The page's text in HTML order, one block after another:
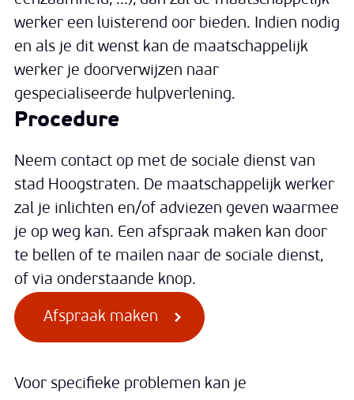
werker een luisterend oor bieden. Indien nodig
en als je dit wenst kan de maatschappelijk
werker je doorverwijzen naar
gespecialiseerde hulpverlening.
Procedure
Neem contact op met de sociale dienst van
stad Hoogstraten. De maatschappelijk werker
zal je inlichten en/of adviezen geven waarmee
je op weg kan. Een afspraak maken kan door
te bellen of te mailen naar de sociale dienst,
of via onderstaande knop.
Afspraak maken
Voor specifieke problemen kan je